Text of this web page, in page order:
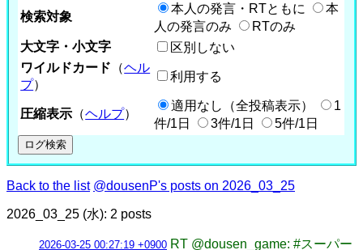
検索対象
本人の発言・RTともに
本
人の発言のみ
RTのみ
大文字・小文字
区別しない
ワイルドカード （ヘル
プ）
利用する
圧縮表示 （ヘルプ）
適用なし（全投稿表示）
1
件/1日
3件/1日 5件/1日
Back to the list @dousenP's posts on 2026_03_25
2026_03_25 (水): 2 posts
2026-03-25 00:27:19 +0900 RT @dousen_game: #スーパー